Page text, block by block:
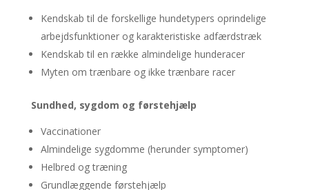
Kendskab til de forskellige hundetypers oprindelige
arbejdsfunktioner og karakteristiske adfærdstræk
Kendskab til en række almindelige hunderacer
Myten om trænbare og ikke trænbare racer
Sundhed, sygdom og førstehjælp
Vaccinationer
Almindelige sygdomme (herunder symptomer)
Helbred og træning
Grundlæggende førstehjælp